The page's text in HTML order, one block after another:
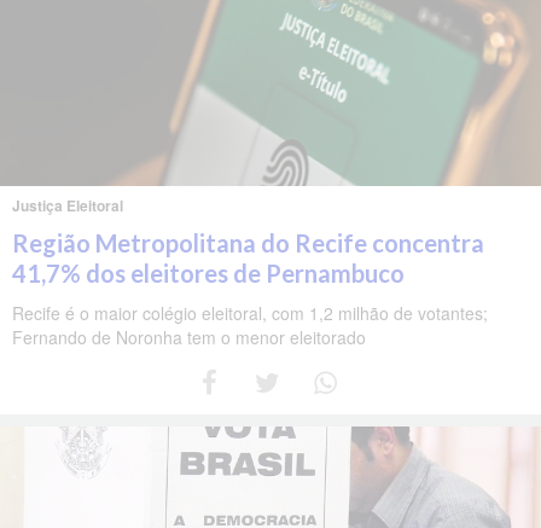
Justiça Eleitoral
Região Metropolitana do Recife concentra
41,7% dos eleitores de Pernambuco
Recife é o maior colégio eleitoral, com 1,2 milhão de votantes;
Fernando de Noronha tem o menor eleitorado